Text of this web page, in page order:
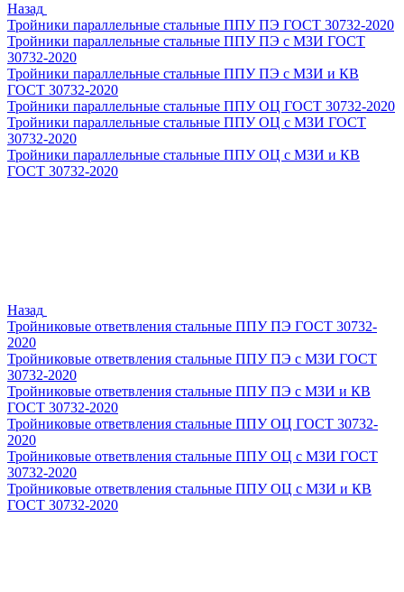
Назад
Тройники параллельные стальные ППУ ПЭ ГОСТ 30732-2020
Тройники параллельные стальные ППУ ПЭ с МЗИ ГОСТ
30732-2020
Тройники параллельные стальные ППУ ПЭ с МЗИ и КВ
ГОСТ 30732-2020
Тройники параллельные стальные ППУ ОЦ ГОСТ 30732-2020
Тройники параллельные стальные ППУ ОЦ с МЗИ ГОСТ
30732-2020
Тройники параллельные стальные ППУ ОЦ с МЗИ и КВ
ГОСТ 30732-2020
Назад
Тройниковые ответвления стальные ППУ ПЭ ГОСТ 30732-
2020
Тройниковые ответвления стальные ППУ ПЭ с МЗИ ГОСТ
30732-2020
Тройниковые ответвления стальные ППУ ПЭ с МЗИ и КВ
ГОСТ 30732-2020
Тройниковые ответвления стальные ППУ ОЦ ГОСТ 30732-
2020
Тройниковые ответвления стальные ППУ ОЦ с МЗИ ГОСТ
30732-2020
Тройниковые ответвления стальные ППУ ОЦ с МЗИ и КВ
ГОСТ 30732-2020